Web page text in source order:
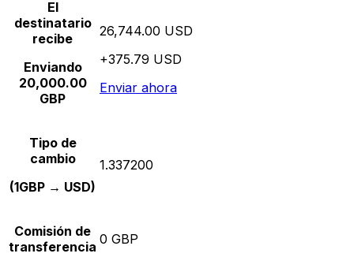
El
destinatario
recibe
Enviando
20,000.00
GBP
26,744.00 USD
+375.79 USD
Enviar ahora
Tipo de
cambio
(1GBP → USD)
1.337200
Comisión de
transferencia 0 GBP